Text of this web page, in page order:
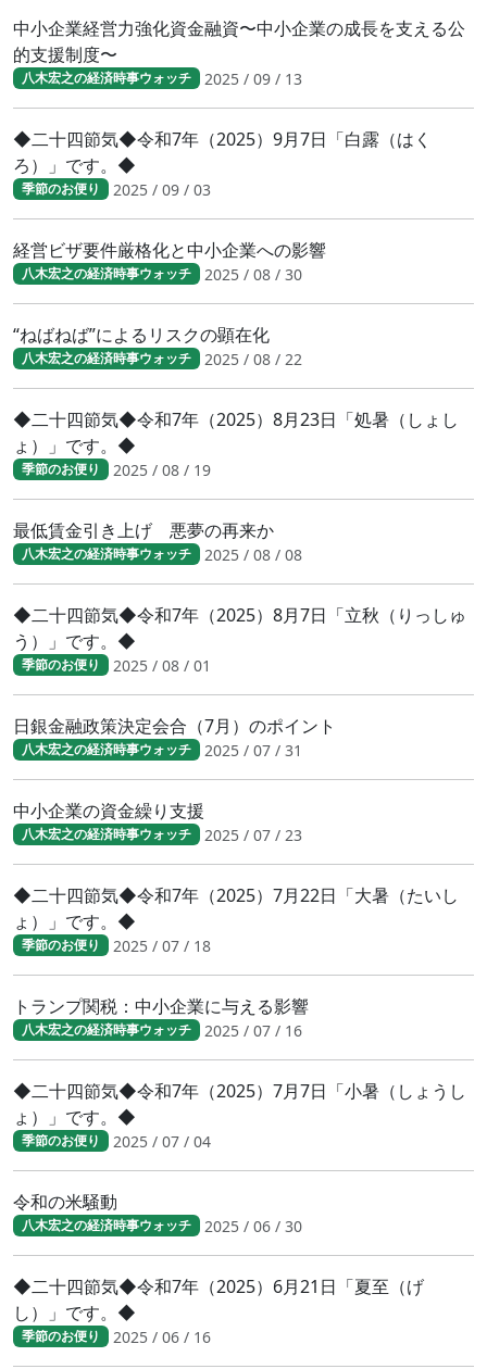
中小企業経営力強化資金融資〜中小企業の成長を支える公
的支援制度〜
八木宏之の経済時事ウォッチ 2025 / 09 / 13
◆二十四節気◆令和7年（2025）9月7日「白露（はく
ろ）」です。◆
季節のお便り 2025 / 09 / 03
経営ビザ要件厳格化と中小企業への影響
八木宏之の経済時事ウォッチ 2025 / 08 / 30
“ねばねば”によるリスクの顕在化
八木宏之の経済時事ウォッチ 2025 / 08 / 22
◆二十四節気◆令和7年（2025）8月23日「処暑（しょし
ょ）」です。◆
季節のお便り 2025 / 08 / 19
最低賃金引き上げ 悪夢の再来か
八木宏之の経済時事ウォッチ 2025 / 08 / 08
◆二十四節気◆令和7年（2025）8月7日「立秋（りっしゅ
う）」です。◆
季節のお便り 2025 / 08 / 01
日銀金融政策決定会合（7月）のポイント
八木宏之の経済時事ウォッチ 2025 / 07 / 31
中小企業の資金繰り支援
八木宏之の経済時事ウォッチ 2025 / 07 / 23
◆二十四節気◆令和7年（2025）7月22日「大暑（たいし
ょ）」です。◆
季節のお便り 2025 / 07 / 18
トランプ関税：中小企業に与える影響
八木宏之の経済時事ウォッチ 2025 / 07 / 16
◆二十四節気◆令和7年（2025）7月7日「小暑（しょうし
ょ）」です。◆
季節のお便り 2025 / 07 / 04
令和の米騒動
八木宏之の経済時事ウォッチ 2025 / 06 / 30
◆二十四節気◆令和7年（2025）6月21日「夏至（げ
し）」です。◆
季節のお便り 2025 / 06 / 16